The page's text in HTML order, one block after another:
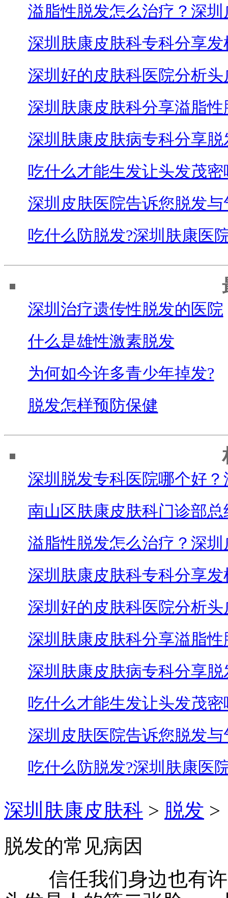
溢脂性脱发怎么治疗？深圳
深圳肤康皮肤科专科分享发
深圳好的皮肤科医院分析头
深圳肤康皮肤科分享溢脂性
深圳肤康皮肤病专科分享脱
吃什么才能生发让头发茂
深圳皮肤医院告诉您脱发与
吃什么防脱发?深圳肤康医
深圳治疗遗传性脱发的医院
什么是雄性激素脱发
为何如今许多青少年掉发?
脱发怎样预防保健
深圳脱发专科医院哪个好？
南山区肤康皮肤科门诊部总
溢脂性脱发怎么治疗？深圳
深圳肤康皮肤科专科分享发
深圳好的皮肤科医院分析头
深圳肤康皮肤科分享溢脂性
深圳肤康皮肤病专科分享脱
吃什么才能生发让头发茂
深圳皮肤医院告诉您脱发与
吃什么防脱发?深圳肤康医
深圳肤康皮肤科 > 脱发 >
脱发的常见病因
信任我们身边也有许